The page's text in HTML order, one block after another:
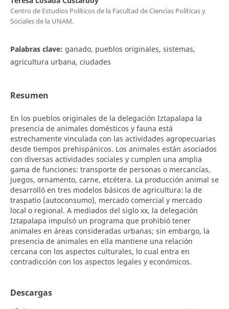
Centro de Estudios Políticos de la Facultad de Ciencias Políticas y
Sociales de la UNAM.
Palabras clave: ganado, pueblos originales, sistemas,
agricultura urbana, ciudades
Resumen
En los pueblos originales de la delegación Iztapalapa la
presencia de animales domésticos y fauna está
estrechamente vinculada con las actividades agropecuarias
desde tiempos prehispánicos. Los animales están asociados
con diversas actividades sociales y cumplen una amplia
gama de funciones: transporte de personas o mercancías,
juegos, ornamento, carne, etcétera. La producción animal se
desarrolló en tres modelos básicos de agricultura: la de
traspatio (autoconsumo), mercado comercial y mercado
local o regional. A mediados del siglo xx, la delegación
Iztapalapa impulsó un programa que prohibió tener
animales en áreas consideradas urbanas; sin embargo, la
presencia de animales en ella mantiene una relación
cercana con los aspectos culturales, lo cual entra en
contradicción con los aspectos legales y económicos.
Descargas